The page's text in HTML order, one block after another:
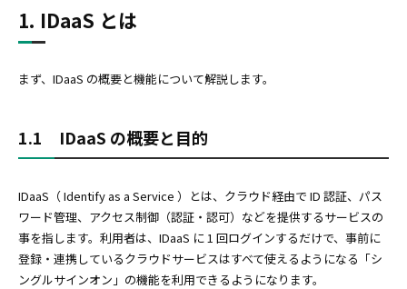
1. IDaaS とは
まず、IDaaS の概要と機能について解説します。
1.1 IDaaS の概要と目的
IDaaS（ Identify as a Service ）とは、クラウド経由で ID 認証、パス
ワード管理、アクセス制御（認証・認可）などを提供するサービスの
事を指します。利用者は、IDaaS に 1 回ログインするだけで、事前に
登録・連携しているクラウドサービスはすべて使えるようになる「シ
ングルサインオン」の機能を利用できるようになります。